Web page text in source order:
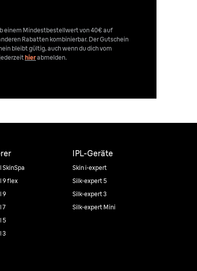
einem Mindestbestellwert von 40€ auf
Rabatten kombinierbar. Der Gutschein
bleibt gültig, auch wenn du dich vom
hierabmelden.
SkinSpa
9 flex
9
7
5
3
IPL-Geräte
Skin i·expert
Silk·expert 5
Silk·expert 3
Silk·expert Mini